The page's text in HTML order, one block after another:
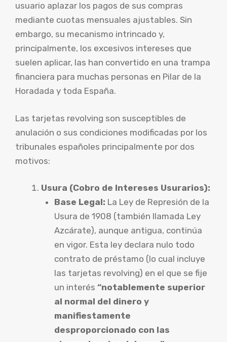
usuario aplazar los pagos de sus compras
mediante cuotas mensuales ajustables. Sin
embargo, su mecanismo intrincado y,
principalmente, los excesivos intereses que
suelen aplicar, las han convertido en una trampa
financiera para muchas personas en Pilar de la
Horadada y toda España.
Las tarjetas revolving son susceptibles de
anulación o sus condiciones modificadas por los
tribunales españoles principalmente por dos
motivos:
Usura (Cobro de Intereses Usurarios):
Base Legal: La Ley de Represión de la
Usura de 1908 (también llamada Ley
Azcárate), aunque antigua, continúa
en vigor. Esta ley declara nulo todo
contrato de préstamo (lo cual incluye
las tarjetas revolving) en el que se fije
un interés “notablemente superior
al normal del dinero y
manifiestamente
desproporcionado con las